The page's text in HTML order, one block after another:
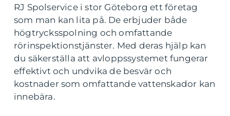
RJ Spolservice i stor Göteborg ett företag
som man kan lita på. De erbjuder både
högtrycksspolning och omfattande
rörinspektionstjänster. Med deras hjälp kan
du säkerställa att avloppssystemet fungerar
effektivt och undvika de besvär och
kostnader som omfattande vattenskador kan
innebära.